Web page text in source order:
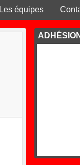
Les équipes
ADHÉSION